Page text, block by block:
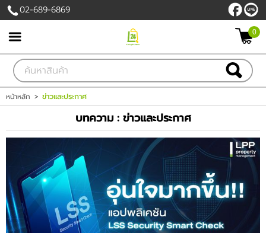
เข้าสู่ระบบ สมัครสมาชิก
สินค้าที่สนใจ( 0 )
PROMOTION
สินค้า
แบรนด์
02-689-6869
0
หน้าหลัก > ข่าวและประกาศ
บทความ : ข่าวและประกาศ